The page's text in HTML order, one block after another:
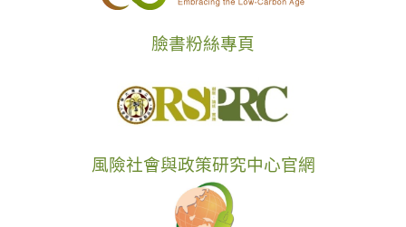
臉書粉絲專頁
風險社會與政策研究中心官網